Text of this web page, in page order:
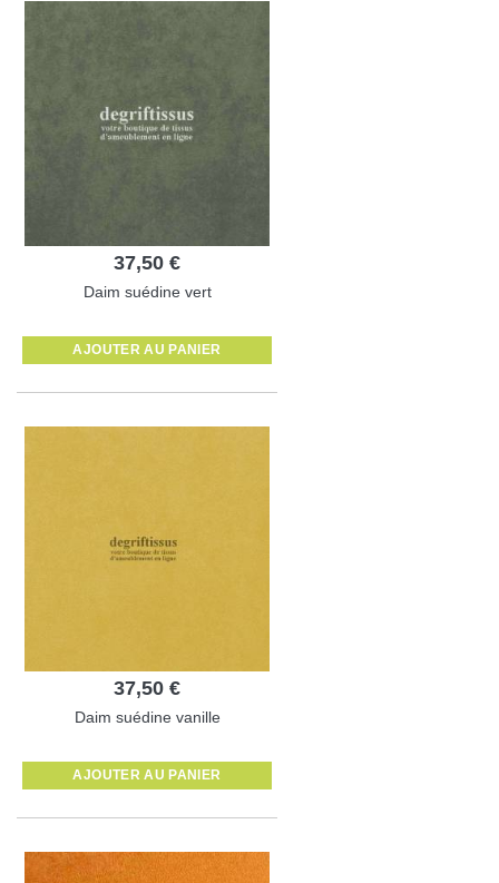
37,50 €
Daim suédine vert
AJOUTER AU PANIER
37,50 €
Daim suédine vanille
AJOUTER AU PANIER